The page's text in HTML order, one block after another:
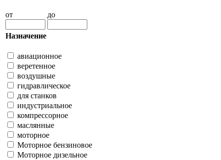
от до
Назначение
авиационное
веретенное
воздушные
гидравлическое
для станков
индустриальное
компрессорное
маслянные
моторное
Моторное бензиновое
Моторное дизельное